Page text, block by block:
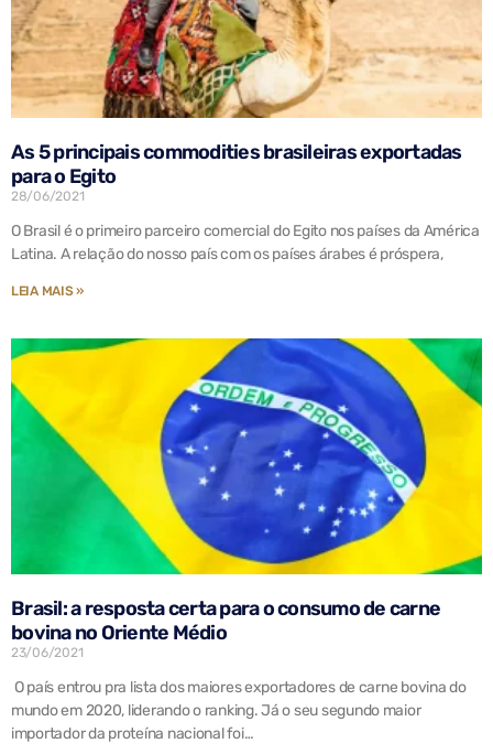
As 5 principais commodities brasileiras exportadas
para o Egito
28/06/2021
O Brasil é o primeiro parceiro comercial do Egito nos países da América
Latina. A relação do nosso país com os países árabes é próspera,
LEIA MAIS »
Brasil: a resposta certa para o consumo de carne
bovina no Oriente Médio
23/06/2021
O país entrou pra lista dos maiores exportadores de carne bovina do
mundo em 2020, liderando o ranking. Já o seu segundo maior
importador da proteína nacional foi…